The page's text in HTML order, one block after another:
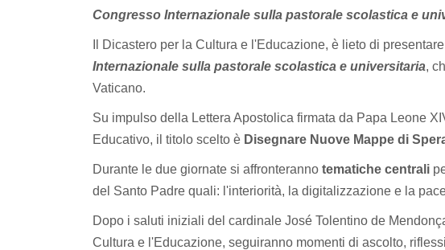
Congresso Internazionale sulla pastorale scolastica e
Il Dicastero per la Cultura e l'Educazione, è lieto di
Internazionale sulla pastorale scolastica e universitaria,
Vaticano.
Su impulso della Lettera Apostolica firmata da Papa Leone
Educativo, il titolo scelto è Disegnare Nuove Mappe di
Durante le due giornate si affronteranno tematiche centrali
del Santo Padre quali: l'interiorità, la digitalizzazione e la
Dopo i saluti iniziali del cardinale José Tolentino de
Cultura e l'Educazione, seguiranno momenti di ascolto,